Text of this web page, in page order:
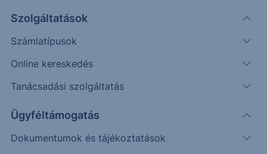
Szolgáltatások
Számlatípusok
Online kereskedés
Tanácsadási szolgáltatás
Ügyféltámogatás
Dokumentumok és tájékoztatások
Ez a grafikon jelenleg nem elérhető.